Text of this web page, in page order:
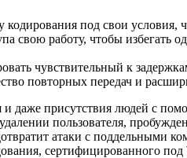
под свои условия,
свою работу, чтобы избегать
чувствительный к
повторных передач и
присутствия людей с
пользователя,
атаки с поддельными
сертифицированного под